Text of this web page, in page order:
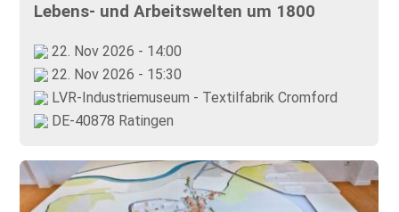
Lebens- und Arbeitswelten um 1800
22. Nov 2026 - 14:00
22. Nov 2026 - 15:30
LVR-Industriemuseum - Textilfabrik Cromford
DE-40878 Ratingen